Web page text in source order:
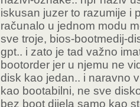
iskusan juzer to razumije i
računalo u jednom modu
sve troje, bios-bootmedij-
gpt.. i zato je tad važno
bootorder jer u njemu ne
disk kao jedan.. i naravno
kao bootabilni, ne sve
bez boot dijela samo kao